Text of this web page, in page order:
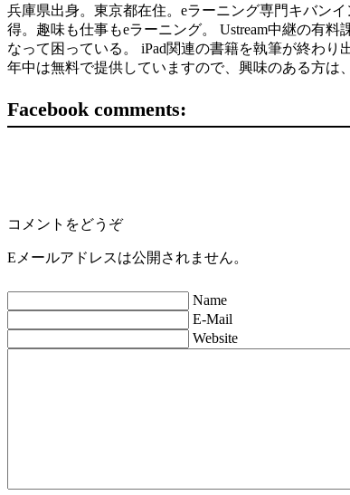
兵庫県出身。東京都在住。eラーニング専門キバン
得。趣味も仕事もeラーニング。 Ustream中継の有料
なって困っている。 iPad関連の書籍を執筆が終わり
年中は無料で提供していますので、興味のある方は
Facebook comments:
コメントをどうぞ
Eメールアドレスは公開されません。
Name
E-Mail
Website